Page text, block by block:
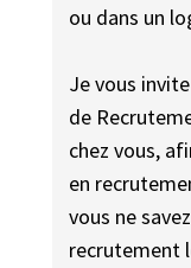
ou dans un
Je vous
de
chez vous,
en
vous ne
recrutement